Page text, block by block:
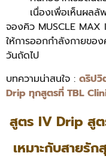
เนื่องเพื่อเห็นผลลั
จองคิว MUSCLE
ให้การออกกำลังกายข
วันถัดไป
บทความน่าสนใจ : ดริปวิ
Drip ทุกสูตรที่ TBL
สูตร IV Drip สูต
เหมาะกับสายรั